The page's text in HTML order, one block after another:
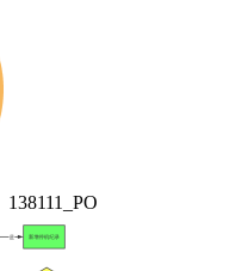
138111_PO